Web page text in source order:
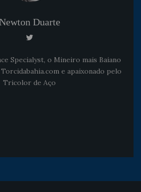
Duarte
Specialyst, o Mineiro mais Baiano
e apaixonado pelo
Tricolor de Aço